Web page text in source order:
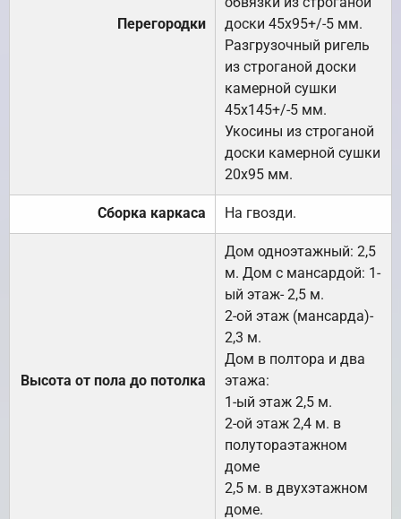
Перегородки
доски 45х95+/-5 мм.
Разгрузочный ригель
из строганой доски
камерной сушки
45х145+/-5 мм.
Укосины из строганой
доски камерной сушки
20х95 мм.
Сборка каркаса На гвозди.
Высота от пола до потолка
Дом одноэтажный: 2,5
м. Дом с мансардой: 1-
ый этаж- 2,5 м.
2-ой этаж (мансарда)-
2,3 м.
Дом в полтора и два
этажа:
1-ый этаж 2,5 м.
2-ой этаж 2,4 м. в
полутораэтажном
доме
2,5 м. в двухэтажном
доме.